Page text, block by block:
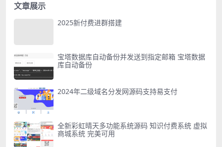
文章展示
2025新付费进群搭建
宝塔数据库自动备份并发送到指定邮箱 宝塔数据
库自动备份
2024年二级域名分发网源码支持易支付
全新彩虹晴天多功能系统源码 知识付费系统 虚拟
商城系统 完美可用